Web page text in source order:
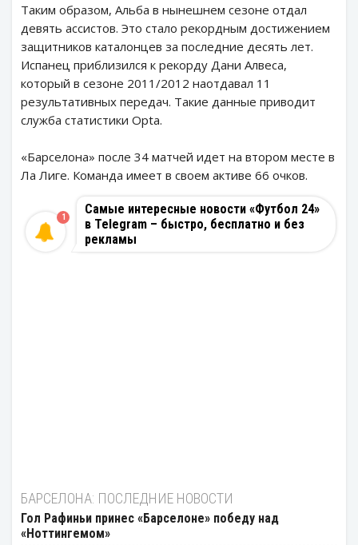
Таким образом, Альба в нынешнем сезоне отдал
девять ассистов. Это стало рекордным достижением
защитников каталонцев за последние десять лет.
Испанец приблизился к рекорду Дани Алвеса,
который в сезоне 2011/2012 наотдавал 11
результативных передач. Такие данные приводит
служба статистики Opta.
«Барселона» после 34 матчей идет на втором месте в
Ла Лиге. Команда имеет в своем активе 66 очков.
Самые интересные новости «Футбол 24»
в Telegram – быстро, бесплатно и без
рекламы
1
БАРСЕЛОНА: ПОСЛЕДНИЕ НОВОСТИ
Гол Рафиньи принес «Барселоне» победу над
«Ноттингемом»